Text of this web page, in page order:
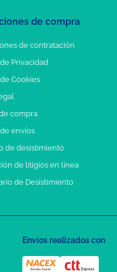
de compra
de contratación
Privacidad
Cookies
compra
envíos
de desistimiento
de litigios en línea
de Desistimiento
Envíos realizados con